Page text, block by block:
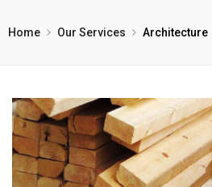
Home Our Services Architecture